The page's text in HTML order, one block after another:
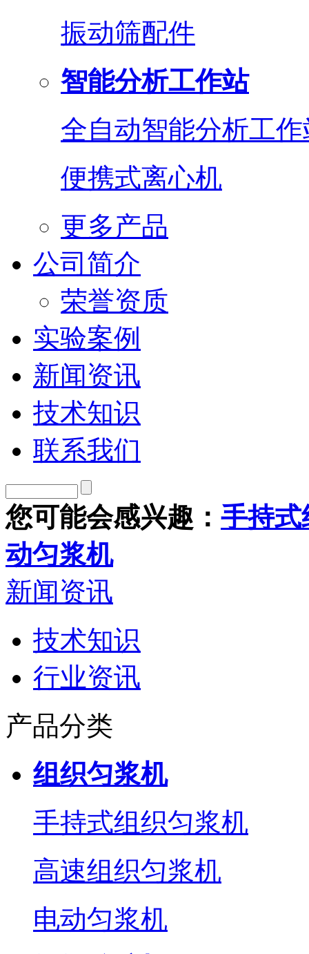
振动筛配件
智能分析工作站
全自动智能分析工作
便携式离心机
更多产品
公司简介
荣誉资质
实验案例
新闻资讯
技术知识
联系我们
您可能会感兴趣： 手持式
动匀浆机
新闻资讯
技术知识
行业资讯
产品分类
组织匀浆机
手持式组织匀浆机
高速组织匀浆机
电动匀浆机